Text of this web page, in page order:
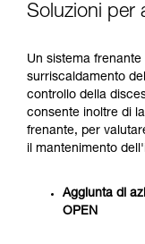
Soluzioni per
Un sistema
surriscaldamento
controllo della
consente inoltre di
frenante, per
il mantenimento
Aggiunta di
OPEN